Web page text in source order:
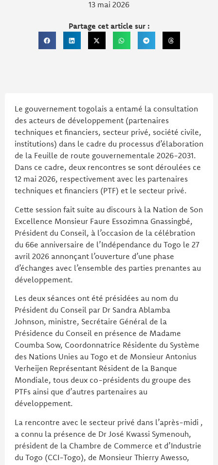
13 mai 2026
Partage cet article sur :
Le gouvernement togolais a entamé la consultation
des acteurs de développement (partenaires
techniques et financiers, secteur privé, société civile,
institutions) dans le cadre du processus d’élaboration
de la Feuille de route gouvernementale 2026-2031.
Dans ce cadre, deux rencontres se sont déroulées ce
12 mai 2026, respectivement avec les partenaires
techniques et financiers (PTF) et le secteur privé.
Cette session fait suite au discours à la Nation de Son
Excellence Monsieur Faure Essozimna Gnassingbé,
Président du Conseil, à l’occasion de la célébration
du 66e anniversaire de l’Indépendance du Togo le 27
avril 2026 annonçant l’ouverture d’une phase
d’échanges avec l’ensemble des parties prenantes au
développement.
Les deux séances ont été présidées au nom du
Président du Conseil par Dr Sandra Ablamba
Johnson, ministre, Secrétaire Général de la
Présidence du Conseil en présence de Madame
Coumba Sow, Coordonnatrice Résidente du Système
des Nations Unies au Togo et de Monsieur Antonius
Verheijen Représentant Résident de la Banque
Mondiale, tous deux co-présidents du groupe des
PTFs ainsi que d’autres partenaires au
développement.
La rencontre avec le secteur privé dans l’après-midi ,
a connu la présence de Dr José Kwassi Symenouh,
président de la Chambre de Commerce et d’Industrie
du Togo (CCI-Togo), de Monsieur Thierry Awesso,